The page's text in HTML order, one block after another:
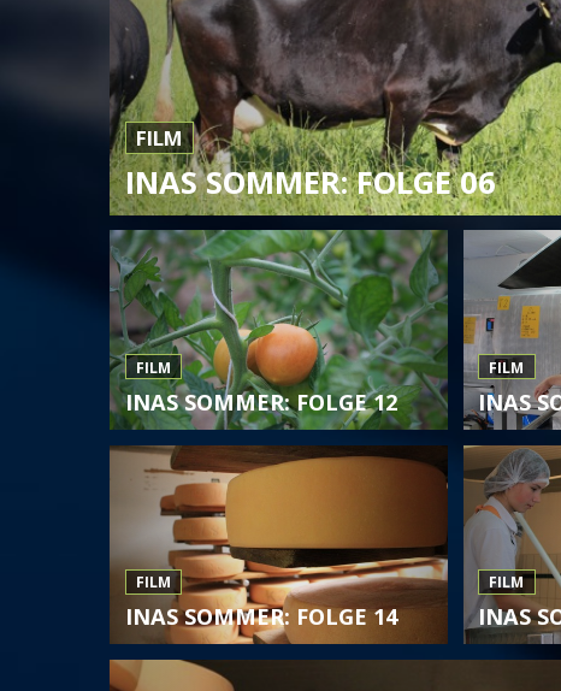
FILM
INAS SOMMER: FOLGE 06
FILM
INAS SOMMER: FOLGE 12
FILM
INAS
FILM
INAS SOMMER: FOLGE 14
FILM
INAS